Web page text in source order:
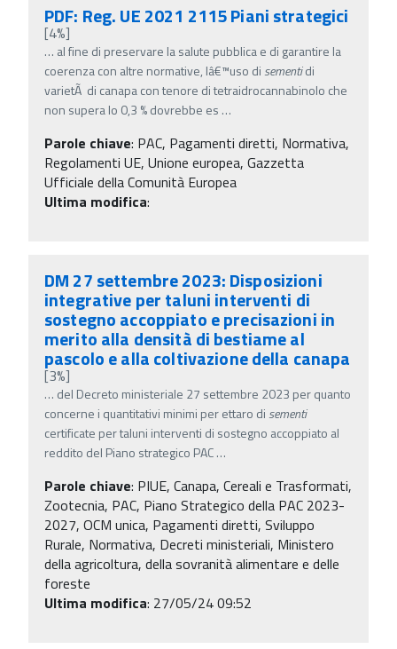
PDF: Reg. UE 2021 2115 Piani strategici
[4%]
… al fine di preservare la salute pubblica e di garantire la
coerenza con altre normative, lâ€™uso di sementidi
varietÃ di canapa con tenore di tetraidrocannabinolo che
non supera lo 0,3 % dovrebbe es …
Parole chiave: PAC, Pagamenti diretti, Normativa,
Regolamenti UE, Unione europea, Gazzetta
Ufficiale della Comunità Europea
Ultima modifica:
DM 27 settembre 2023: Disposizioni
integrative per taluni interventi di
sostegno accoppiato e precisazioni in
merito alla densità di bestiame al
pascolo e alla coltivazione della canapa
[3%]
… del Decreto ministeriale 27 settembre 2023 per quanto
concerne i quantitativi minimi per ettaro di sementi
certificate per taluni interventi di sostegno accoppiato al
reddito del Piano strategico PAC…
Parole chiave: PIUE, Canapa, Cereali e Trasformati,
Zootecnia, PAC, Piano Strategico della PAC 2023-
2027, OCM unica, Pagamenti diretti, Sviluppo
Rurale, Normativa, Decreti ministeriali, Ministero
della agricoltura, della sovranità alimentare e delle
foreste
Ultima modifica: 27/05/24 09:52